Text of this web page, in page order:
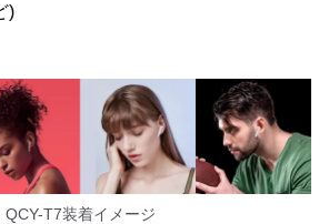
)
QCY-T7装着イメージ